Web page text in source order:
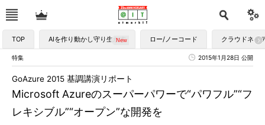
TOP AIを作り動かし守り生かす ロー/ノーコード クラウドネイ
特集 2015年1月28日 公開
Microsoft Azureのスーパーパワーで“パワフル”“フ
レキシブル”“オープン”な開発を
GoAzure 2015 基調講演リポート